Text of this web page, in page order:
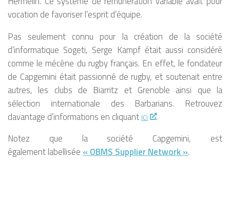
vocation de favoriser l’esprit d’équipe.
Pas seulement connu pour la création de la société
d’informatique Sogeti, Serge Kampf était aussi considéré
comme le mécène du rugby français. En effet, le fondateur
de Capgemini était passionné de rugby, et soutenait entre
autres, les clubs de Biarritz et Grenoble ainsi que la
sélection internationale des Barbarians. Retrouvez
davantage d’informations en cliquant ici
.
Notez que la société Capgemini, est
également labellisée « OBMS Supplier Network ».